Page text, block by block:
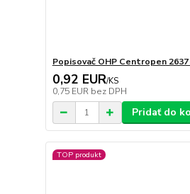
Popisovač OHP Centropen
0,92 EUR/KS
0,75 EUR bez DPH
Pridať do
TOP produkt